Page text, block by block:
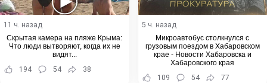
11 ч. назад
Скрытая камера на пляже Крыма:
Что люди вытворяют, когда их не
видят...
194
54 38
5 ч. назад
Микроавтобус столкнулся с
грузовым поездом в Хабаровском
крае - Новости Хабаровска и
Хабаровского края
109
54 77